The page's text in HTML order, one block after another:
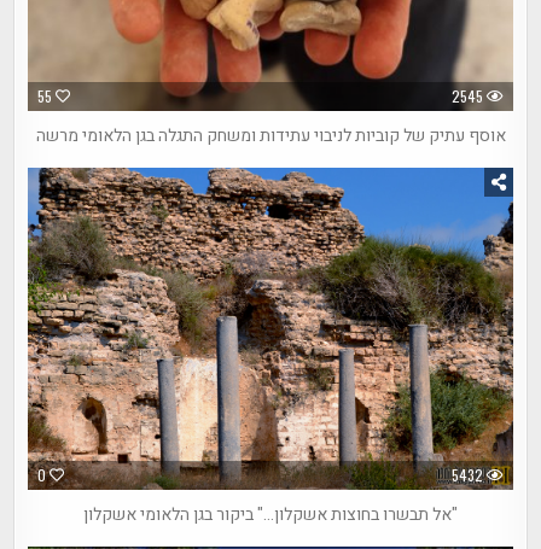
55 2545
אוסף עתיק של קוביות לניבוי עתידות ומשחק התגלה בגן הלאומי מרשה
0 5432
"אל תבשרו בחוצות אשקלון…" ביקור בגן הלאומי אשקלון